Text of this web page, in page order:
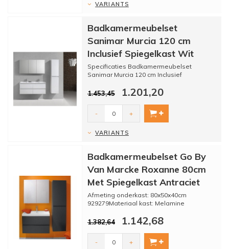
VARIANTS
Badkamermeubelset
Sanimar Murcia 120 cm
Inclusief Spiegelkast Wit
Specificaties Badkamermeubelset
Sanimar Murcia 120 cm Inclusief
- Badkamermeubelset...
1.453,45 1.201,20
- +
VARIANTS
Badkamermeubelset Go By
Van Marcke Roxanne 80cm
Met Spiegelkast Antraciet
Afmeting onderkast: 80x50x40cm
929279Materiaal kast: Melamine
Materiaal wasbak: Kun...
1.382,64 1.142,68
- +